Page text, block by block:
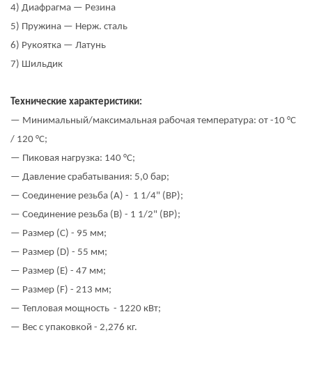
4) Диафрагма — Резина
5) Пружина — Нерж. сталь
6) Рукоятка — Латунь
7) Шильдик
Технические характеристики:
— Минимальный/максимальная рабочая температура: от -10 °C
/ 120 °C;
— Пиковая нагрузка: 140 °C;
— Давление срабатывания: 5,0 бар;
— Соединение резьба (A) - 1 1/4" (ВР);
— Соединение резьба (В) - 1 1/2" (ВР);
— Размер (C) - 95 мм;
— Размер (D) - 55 мм;
— Размер (E) - 47 мм;
— Размер (F) - 213 мм;
— Тепловая мощность - 1220 кВт;
— Вес с упаковкой - 2,276 кг.